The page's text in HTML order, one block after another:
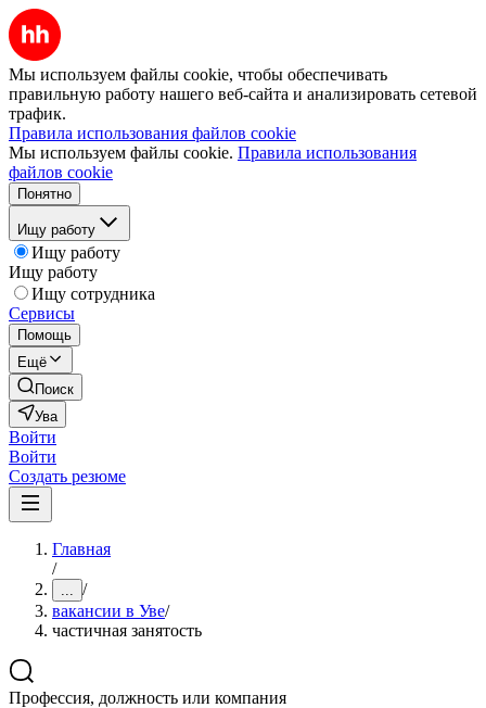
Мы используем файлы cookie, чтобы обеспечивать
правильную работу нашего веб-сайта и анализировать сетевой
трафик.
Правила использования файлов cookie
Мы используем файлы cookie. Правила использования
файлов cookie
Понятно
Ищу работу
Ищу работу
Ищу работу
Ищу сотрудника
Сервисы
Помощь
Ещё
Поиск
Ува
Войти
Войти
Создать резюме
Главная
/
... /
вакансии в Уве/
частичная занятость
Профессия, должность или компания